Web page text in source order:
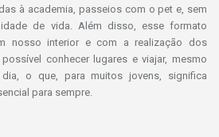
à academia, passeios com o pet e, sem
de vida. Além disso, esse formato
nosso interior e com a realização dos
conhecer lugares e viajar, mesmo
o que, para muitos jovens, significa
para sempre.